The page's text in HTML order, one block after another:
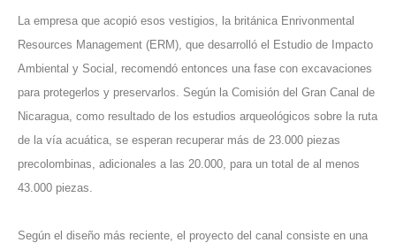
La empresa que acopió esos vestigios, la británica Enrivonmental
Resources Management (ERM), que desarrolló el Estudio de Impacto
Ambiental y Social, recomendó entonces una fase con excavaciones
para protegerlos y preservarlos. Según la Comisión del Gran Canal de
Nicaragua, como resultado de los estudios arqueológicos sobre la ruta
de la vía acuática, se esperan recuperar más de 23.000 piezas
precolombinas, adicionales a las 20.000, para un total de al menos
43.000 piezas.
Según el diseño más reciente, el proyecto del canal consiste en una